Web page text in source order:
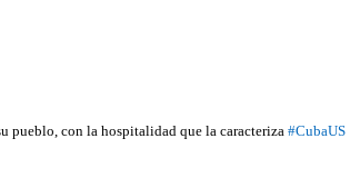
pueblo, con la hospitalidad que la caracteriza #CubaUS